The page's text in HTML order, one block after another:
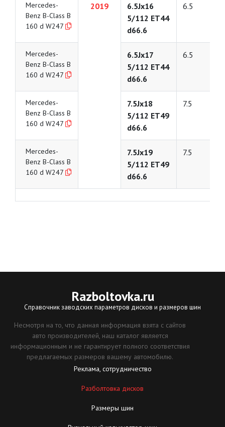
Mercedes-
Benz B-Class B
160 d W247
2019
6.5Jx16
5/112 ET44
d66.6
6.5
Mercedes-
Benz B-Class B
160 d W247
6.5Jx17
5/112 ET44
d66.6
6.5
Mercedes-
Benz B-Class B
160 d W247
7.5Jx18
5/112 ET49
d66.6
7.5
Mercedes-
Benz B-Class B
160 d W247
7.5Jx19
5/112 ET49
d66.6
7.5
Razboltovka.ru
Справочник заводских параметров дисков и размеров шин
Несмотря на то, что данная информация взята с сайтов
авто производителей, наш каталог является
информационным и не гарантирует полного соответствия
предлагаемых размеров вашему автомобилю.
Реклама, сотрудничество
Разболтовка дисков
Размеры шин